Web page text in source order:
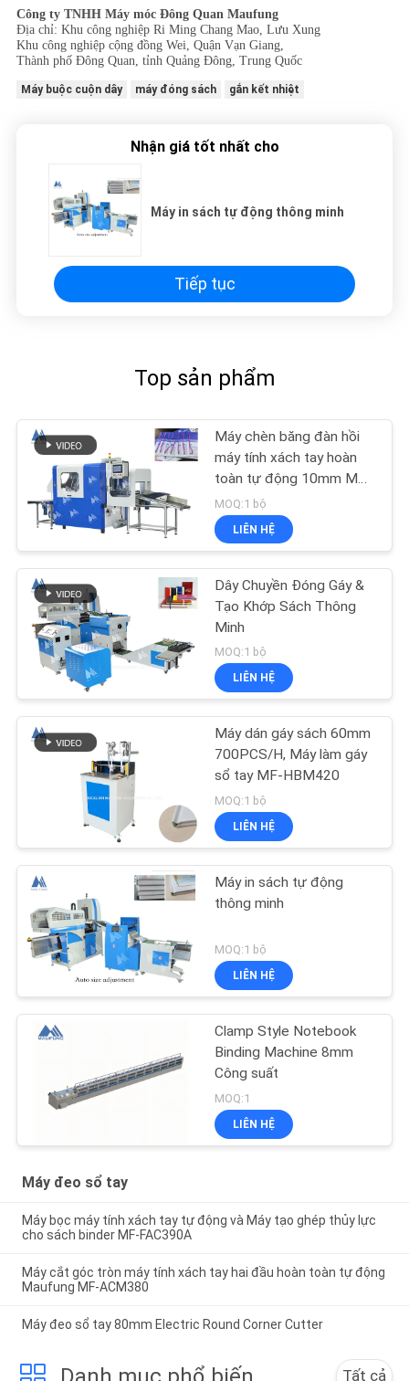
Công ty TNHH Máy móc Đông Quan Maufung
Địa chỉ: Khu công nghiệp Ri Ming Chang Mao, Lưu Xung
Khu công nghiệp cộng đồng Wei, Quận Vạn Giang,
Thành phố Đông Quan, tỉnh Quảng Đông, Trung Quốc
Máy buộc cuộn dây máy đóng sách gắn kết nhiệt
Nhận giá tốt nhất cho
Máy in sách tự động thông minh
Tiếp tục
Top sản phẩm
Máy chèn băng đàn hồi
máy tính xách tay hoàn
toàn tự động 10mm MF-
FEM450
MOQ:1 bộ
LIÊN HỆ
Dây Chuyền Đóng Gáy &
Tạo Khớp Sách Thông
Minh
MOQ:1 bộ
LIÊN HỆ
Máy dán gáy sách 60mm
700PCS/H, Máy làm gáy
sổ tay MF-HBM420
MOQ:1 bộ
LIÊN HỆ
Máy in sách tự động
thông minh
MOQ:1 bộ
LIÊN HỆ
Clamp Style Notebook
Binding Machine 8mm
Công suất
MOQ:1
LIÊN HỆ
Máy đeo sổ tay
Máy bọc máy tính xách tay tự động và Máy tạo ghép thủy lực
cho sách binder MF-FAC390A
Máy cắt góc tròn máy tính xách tay hai đầu hoàn toàn tự động
Maufung MF-ACM380
Máy đeo sổ tay 80mm Electric Round Corner Cutter
Tất cả